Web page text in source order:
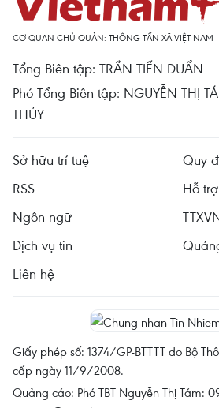
CƠ QUAN CHỦ QUẢN: THÔNG TẤN XÃ VIỆT NAM
Tổng Biên tập: TRẦN TIẾN DUẨN
Phó Tổng Biên tập: NGUYỄN THỊ
THỦY
Sở hữu trí tuệ
Quy
RSS
Hỗ trợ
Ngôn ngữ
Dịch vụ tin
Liên hệ
Giấy phép số: 1374/GP-BTTTT do Bộ
cấp ngày 11/9/2008.
Quảng cáo: Phó TBT Nguyễn Thị Tám: